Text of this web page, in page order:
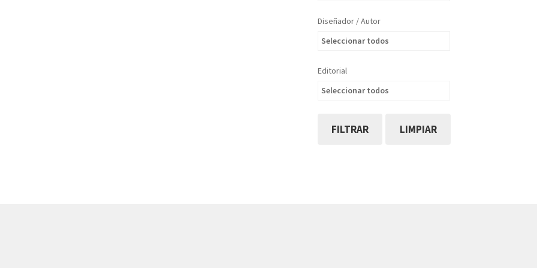
Diseñador / Autor
Seleccionar todos
Editorial
Seleccionar todos
FILTRAR LIMPIAR